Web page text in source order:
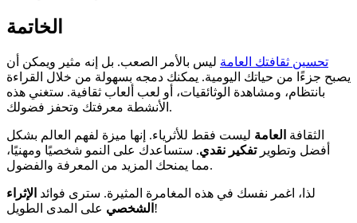
الخاتمة
تحسين ثقافتك العامة ليس بالأمر الصعب. بل إنه مثير ويمكن أن
يصبح جزءًا من حياتك اليومية. يمكنك دمجه بسهولة من خلال القراءة
بانتظام، ومشاهدة الوثائقيات، أو لعب ألعاب ثقافية. ستغني هذه
الأنشطة معرفتك وتحفز فضولك.
الثقافة العامة ليست فقط للأثرياء. إنها ميزة لفهم العالم بشكل
أفضل وتطويرتفكير نقدي. ستساعدك على النمو شخصيًا ومهنيًا،
مما يمنحك المزيد من المعرفة والفضول.
لذا، اغمر نفسك في هذه المغامرة المثيرة. سترى فوائد الإثراء
الشخصي على المدى الطويل!